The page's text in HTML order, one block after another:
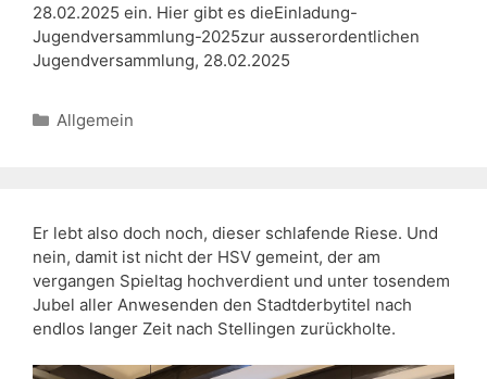
28.02.2025 ein. Hier gibt es dieEinladung-
Jugendversammlung-2025zur ausserordentlichen
Jugendversammlung, 28.02.2025
Kategorien
Allgemein
Er lebt also doch noch, dieser schlafende Riese. Und
nein, damit ist nicht der HSV gemeint, der am
vergangen Spieltag hochverdient und unter tosendem
Jubel aller Anwesenden den Stadtderbytitel nach
endlos langer Zeit nach Stellingen zurückholte.